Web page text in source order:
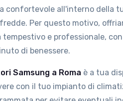
confortevole all'interno della
Per questo motivo,
tempestivo e professionale,
di benessere.
Samsung a Roma è a tua
con il tuo impianto di